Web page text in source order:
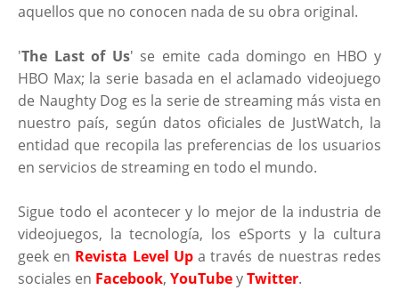
aquellos que no conocen nada de su obra original.
'The Last of Us' se emite cada domingo en HBO y
HBO Max; la serie basada en el aclamado videojuego
de Naughty Dog es la serie de streaming más vista en
nuestro país, según datos oficiales de JustWatch, la
entidad que recopila las preferencias de los usuarios
en servicios de streaming en todo el mundo.
Sigue todo el acontecer y lo mejor de la industria de
videojuegos, la tecnología, los eSports y la cultura
geek en Revista Level Upa través de nuestras redes
sociales en Facebook, YouTubeyTwitter.